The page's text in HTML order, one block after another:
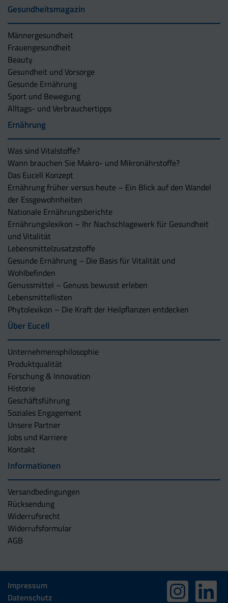
Gesundheitsmagazin
Männergesundheit
Frauengesundheit
Beauty
Gesundheit und Vorsorge
Gesunde Ernährung
Sport und Bewegung
Alltags- und Verbrauchertipps
Ernährung
Was sind Vitalstoffe?
Wann brauchen Sie Makro- und Mikronährstoffe?
Das Eucell Konzept
Ernährung früher versus heute – Ein Blick auf den Wandel
der Essgewohnheiten
Nationale Ernährungsberichte
Ernährungslexikon – Ihr Nachschlagewerk für Gesundheit
und Vitalität
Lebensmittelzusatzstoffe
Gesunde Ernährung – Die Basis für Vitalität und
Wohlbefinden
Genussmittel – Genuss bewusst erleben
Lebensmittellisten
Phytolexikon – Die Kraft der Heilpflanzen entdecken
Über Eucell
Unternehmens­philosophie
Produktqualität
Forschung & Innovation
Historie
Geschäftsführung
Soziales Engagement
Unsere Partner
Jobs und Karriere
Kontakt
Informationen
Versandbedingungen
Rücksendung
Widerrufsrecht
Widerrufsformular
AGB
Impressum
Datenschutz